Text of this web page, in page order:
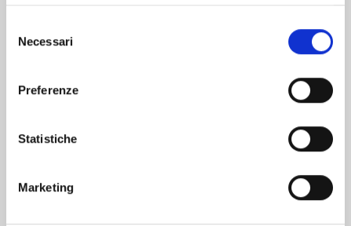
delNecessari
Preferenze
Statistiche
Marketing